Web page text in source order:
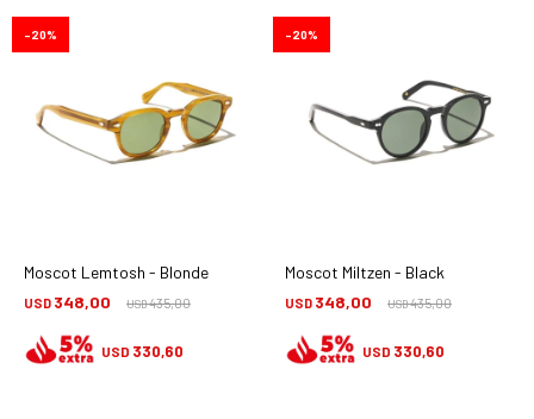
Moscot Lemtosh - Blonde
USD 348,00 USD435,00
20
USD 330,60
Moscot Miltzen - Black
USD 348,00 USD435,00
20
USD 330,60